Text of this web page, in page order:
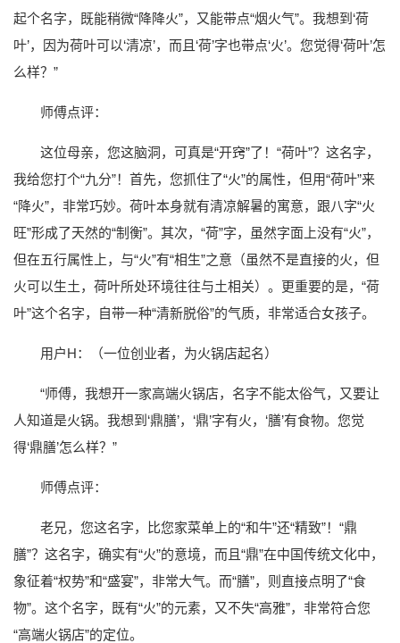
起个名字，既能稍微“降降火”，又能带点“烟火气”。我想到‘荷
叶’，因为荷叶可以‘清凉’，而且‘荷’字也带点‘火’。您觉得‘荷叶’怎
么样？”
师傅点评：
这位母亲，您这脑洞，可真是“开窍”了！“荷叶”？这名字，
我给您打个“九分”！首先，您抓住了“火”的属性，但用“荷叶”来
“降火”，非常巧妙。荷叶本身就有清凉解暑的寓意，跟八字“火
旺”形成了天然的“制衡”。其次，“荷”字，虽然字面上没有“火”，
但在五行属性上，与“火”有“相生”之意（虽然不是直接的火，但
火可以生土，荷叶所处环境往往与土相关）。更重要的是，“荷
叶”这个名字，自带一种“清新脱俗”的气质，非常适合女孩子。
用户H：（一位创业者，为火锅店起名）
“师傅，我想开一家高端火锅店，名字不能太俗气，又要让
人知道是火锅。我想到‘鼎膳’，‘鼎’字有火，‘膳’有食物。您觉
得‘鼎膳’怎么样？”
师傅点评：
老兄，您这名字，比您家菜单上的“和牛”还“精致”！“鼎
膳”？这名字，确实有“火”的意境，而且“鼎”在中国传统文化中，
象征着“权势”和“盛宴”，非常大气。而“膳”，则直接点明了“食
物”。这个名字，既有“火”的元素，又不失“高雅”，非常符合您
“高端火锅店”的定位。